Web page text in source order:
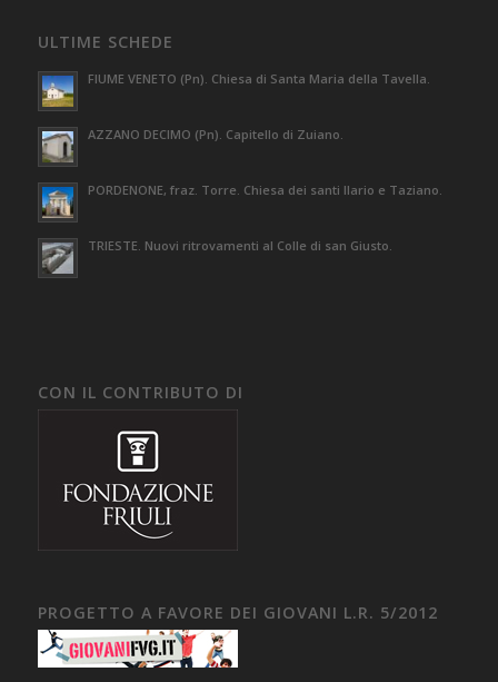
ULTIME SCHEDE
FIUME VENETO (Pn). Chiesa di Santa Maria della Tavella.
AZZANO DECIMO (Pn). Capitello di Zuiano.
PORDENONE, fraz. Torre. Chiesa dei santi Ilario e Taziano.
TRIESTE. Nuovi ritrovamenti al Colle di san Giusto.
CON IL CONTRIBUTO DI
PROGETTO A FAVORE DEI GIOVANI L.R. 5/2012